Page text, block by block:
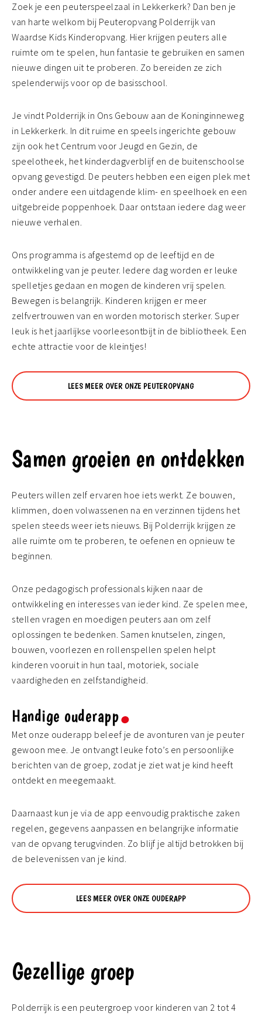
Zoek je een peuterspeelzaal in Lekkerkerk? Dan ben je
van harte welkom bij Peuteropvang Polderrijk van
Waardse Kids Kinderopvang. Hier krijgen peuters alle
ruimte om te spelen, hun fantasie te gebruiken en samen
nieuwe dingen uit te proberen. Zo bereiden ze zich
spelenderwijs voor op de basisschool.
Je vindt Polderrijk in Ons Gebouw aan de Koninginneweg
in Lekkerkerk. In dit ruime en speels ingerichte gebouw
zijn ook het Centrum voor Jeugd en Gezin, de
speelotheek, het kinderdagverblijf en de buitenschoolse
opvang gevestigd. De peuters hebben een eigen plek met
onder andere een uitdagende klim- en speelhoek en een
uitgebreide poppenhoek. Daar ontstaan iedere dag weer
nieuwe verhalen.
Ons programma is afgestemd op de leeftijd en de
ontwikkeling van je peuter. Iedere dag worden er leuke
spelletjes gedaan en mogen de kinderen vrij spelen.
Bewegen is belangrijk. Kinderen krijgen er meer
zelfvertrouwen van en worden motorisch sterker. Super
leuk is het jaarlijkse voorleesontbijt in de bibliotheek. Een
echte attractie voor de kleintjes!
LEES MEER OVER ONZE PEUTEROPVANG
Samen groeien en ontdekken
Peuters willen zelf ervaren hoe iets werkt. Ze bouwen,
klimmen, doen volwassenen na en verzinnen tijdens het
spelen steeds weer iets nieuws. Bij Polderrijk krijgen ze
alle ruimte om te proberen, te oefenen en opnieuw te
beginnen.
Onze pedagogisch professionals kijken naar de
ontwikkeling en interesses van ieder kind. Ze spelen mee,
stellen vragen en moedigen peuters aan om zelf
oplossingen te bedenken. Samen knutselen, zingen,
bouwen, voorlezen en rollenspellen spelen helpt
kinderen vooruit in hun taal, motoriek, sociale
vaardigheden en zelfstandigheid.
Handige ouderapp
Met onze ouderapp beleef je de avonturen van je peuter
gewoon mee. Je ontvangt leuke foto’s en persoonlijke
berichten van de groep, zodat je ziet wat je kind heeft
ontdekt en meegemaakt.
Daarnaast kun je via de app eenvoudig praktische zaken
regelen, gegevens aanpassen en belangrijke informatie
van de opvang terugvinden. Zo blijf je altijd betrokken bij
de belevenissen van je kind.
LEES MEER OVER ONZE OUDERAPP
Gezellige groep
Polderrijk is een peutergroep voor kinderen van 2 tot 4